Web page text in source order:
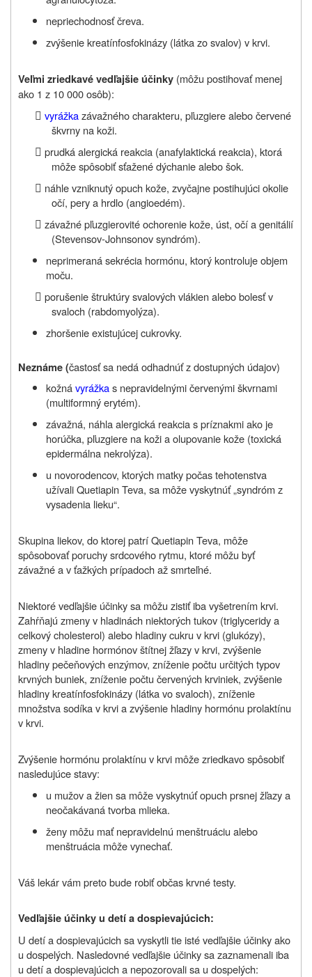
nepriechodnosť čreva.
zvýšenie kreatínfosfokinázy (látka zo svalov) v krvi.
Veľmi zriedkavé vedľajšie účinky (môžu postihovať menej
ako 1 z 10 000 osôb):
 vyrážkazávažného charakteru, pľuzgiere alebo červené
škvrny na koži.
 prudká alergická reakcia (anafylaktická reakcia), ktorá
môže spôsobiť sťažené dýchanie alebo šok.
 náhle vzniknutý opuch kože, zvyčajne postihujúci okolie
očí, pery a hrdlo (angioedém).
 závažné pľuzgierovité ochorenie kože, úst, očí a genitálií
(Stevensov-Johnsonov syndróm).
neprimeraná sekrécia hormónu, ktorý kontroluje objem
moču.
 porušenie štruktúry svalových vlákien alebo bolesť v
svaloch (rabdomyolýza).
zhoršenie existujúcej cukrovky.
Neznáme (častosť sa nedá odhadnúť z dostupných údajov)
kožnávyrážkas nepravidelnými červenými škvrnami
(multiformný erytém).
závažná, náhla alergická reakcia s príznakmi ako je
horúčka, pľuzgiere na koži a olupovanie kože (toxická
epidermálna nekrolýza).
u novorodencov, ktorých matky počas tehotenstva
užívali Quetiapin Teva, sa môže vyskytnúť „syndróm z
vysadenia lieku“.
Skupina liekov, do ktorej patrí Quetiapin Teva, môže
spôsobovať poruchy srdcového rytmu, ktoré môžu byť
závažné a v ťažkých prípadoch až smrteľné.
Niektoré vedľajšie účinky sa môžu zistiť iba vyšetrením krvi.
Zahŕňajú zmeny v hladinách niektorých tukov (triglyceridy a
celkový cholesterol) alebo hladiny cukru v krvi (glukózy),
zmeny v hladine hormónov štítnej žľazy v krvi, zvýšenie
hladiny pečeňových enzýmov, zníženie počtu určitých typov
krvných buniek, zníženie počtu červených krviniek, zvýšenie
hladiny kreatínfosfokinázy (látka vo svaloch), zníženie
množstva sodíka v krvi a zvýšenie hladiny hormónu prolaktínu
v krvi.
Zvýšenie hormónu prolaktínu v krvi môže zriedkavo spôsobiť
nasledujúce stavy:
u mužov a žien sa môže vyskytnúť opuch prsnej žľazy a
neočakávaná tvorba mlieka.
ženy môžu mať nepravidelnú menštruáciu alebo
menštruácia môže vynechať.
Váš lekár vám preto bude robiť občas krvné testy.
Vedľajšie účinky u detí a dospievajúcich:
U detí a dospievajúcich sa vyskytli tie isté vedľajšie účinky ako
u dospelých. Nasledovné vedľajšie účinky sa zaznamenali iba
u detí a dospievajúcich a nepozorovali sa u dospelých: